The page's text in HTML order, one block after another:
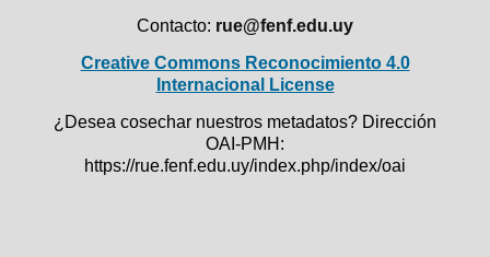
Contacto: rue@fenf.edu.uy
Creative Commons Reconocimiento 4.0
Internacional License
¿Desea cosechar nuestros metadatos? Dirección
OAI-PMH:
https://rue.fenf.edu.uy/index.php/index/oai